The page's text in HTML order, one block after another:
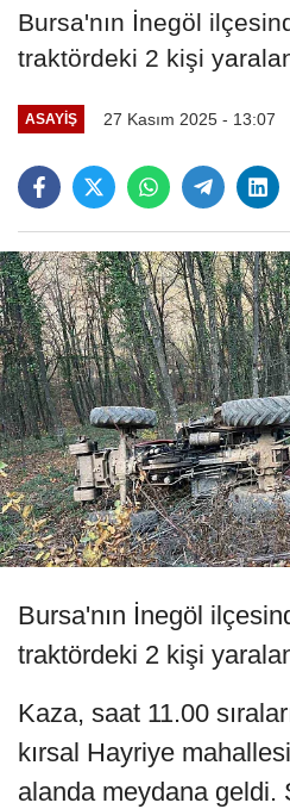
Bursa'nın İnegöl
traktördeki 2 kişi
ASAYIŞ 27 Kasım 2025 - 13:07
Bursa'nın İnegöl
traktördeki 2 kişi
Kaza, saat 11.00
kırsal Hayriye
alanda meydana geldi.